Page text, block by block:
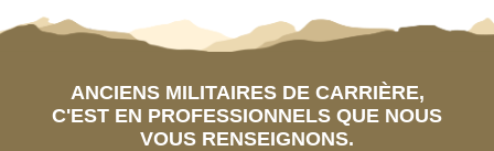
ANCIENS MILITAIRES DE CARRIÈRE,
C'EST EN PROFESSIONNELS QUE NOUS
VOUS RENSEIGNONS.